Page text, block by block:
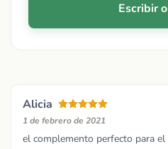
Escribir
Alicia
1 de febrero de 2021
el complemento perfecto para